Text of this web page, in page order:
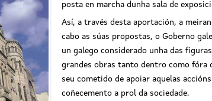
posta en marcha dunha sala de
Así, a través desta aportación, a
cabo as súas propostas, o Goberno
un galego considerado unha das
grandes obras tanto dentro como fóra
seu cometido de apoiar aquelas
coñecemento a prol da sociedade.